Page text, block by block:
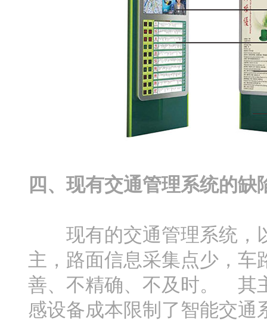
四、现有交通管理系统的缺
现有的交通管理系统，
主，路面信息采集点少，车
善、不精确、不及时。 其
感设备成本限制了智能交通